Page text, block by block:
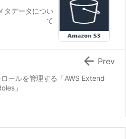
データについ
て
ールを管理する「AWS Extend
」
 Prev